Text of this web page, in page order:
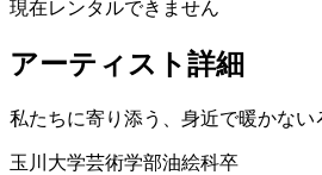
現在レンタルできません
アーティスト詳細
私たちに寄り添う、身近で暖かない
玉川大学芸術学部油絵科卒